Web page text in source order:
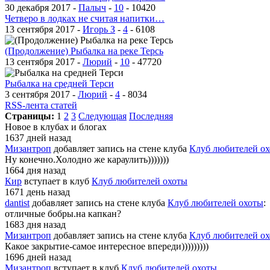
30 декабря 2017 - Палыч - 10 - 10420
Четверо в лодках не считая напитки…
13 сентября 2017 - Игорь З - 4 - 6108
(Продолжение) Рыбалка на реке Терсь
13 сентября 2017 - Люрий - 10 - 47720
Рыбалка на средней Терси
3 сентября 2017 - Люрий - 4 - 8034
RSS-лента статей
Страницы: 1 2 3 Следующая Последняя
Новое в клубах и блогах
1637 дней назад
Мизантроп добавляет запись на стене клуба Клуб любителей
Ну конечно.Холодно же караулить)))))))
1664 дня назад
Кир вступает в клуб Клуб любителей охоты
1671 день назад
dantist добавляет запись на стене клуба Клуб любителей охоты:
отличные бобры.на капкан?
1683 дня назад
Мизантроп добавляет запись на стене клуба Клуб любителей
Какое закрытие-самое интересное впереди)))))))))
1696 дней назад
Мизантроп вступает в клуб Клуб любителей охоты